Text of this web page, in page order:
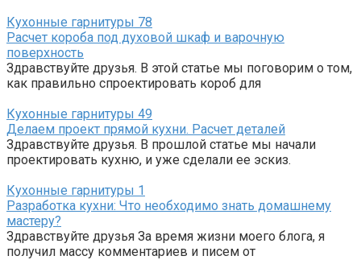
Кухонные гарнитуры 78
Расчет короба под духовой шкаф и варочную
поверхность
Здравствуйте друзья. В этой статье мы поговорим о том,
как правильно спроектировать короб для
Кухонные гарнитуры 49
Делаем проект прямой кухни. Расчет деталей
Здравствуйте друзья. В прошлой статье мы начали
проектировать кухню, и уже сделали ее эскиз.
Кухонные гарнитуры 1
Разработка кухни: Что необходимо знать домашнему
мастеру?
Здравствуйте друзья За время жизни моего блога, я
получил массу комментариев и писем от